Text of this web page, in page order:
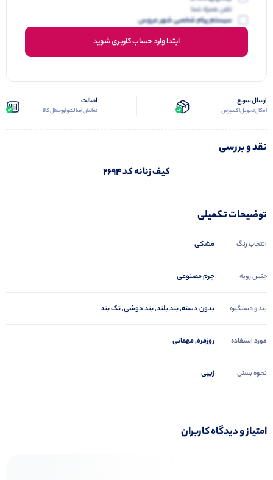
تلفن همراه شما
سیستم پیام شخصی شهر عروس
ابتدا وارد حساب کاربری شوید
ارسال سریع
امکان تحویل اکسپرس
اصالت
نمایش اصالت و اورجینال کالا
نقد و بررسی
کیف زنانه کد 2694
توضیحات تکمیلی
انتخاب رنگ مشکی
جنس رویه چرم مصنوعی
بند و دستگیره بدون دسته, بند بلند, بند دوشی, تک بند
مورد استفاده روزمره, مهمانی
نحوه بستن زیپی
امتیاز و دیدگاه کاربران